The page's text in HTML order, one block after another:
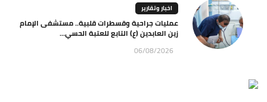
اخبار وتقارير
عمليات جراحية وقسطرات قلبية.. مستشفى الإمام
زين العابدين (ع) التابع للعتبة الحسي...
06/08/2026